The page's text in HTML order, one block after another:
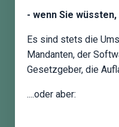
- wenn Sie
Es sind stets die
Mandanten, der
Gesetzgeber, die
....oder aber: